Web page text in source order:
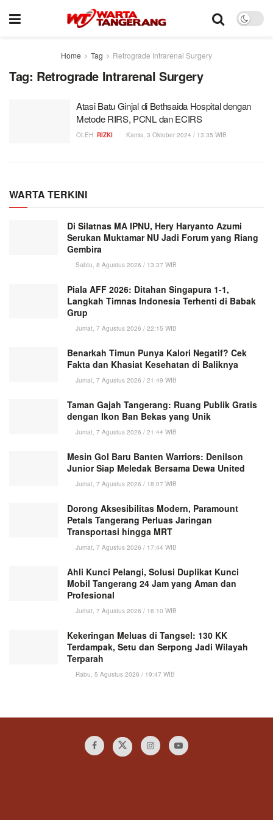
Home Tag Retrograde Intrarenal Surgery
Tag: Retrograde Intrarenal Surgery
Atasi Batu Ginjal di Bethsaida Hospital dengan
Metode RIRS, PCNL dan ECIRS
OLEH: RIZKI Kamis, 3 Oktober 2024 / 13:35 WIB
WARTA TERKINI
Di Silatnas MA IPNU, Hery Haryanto Azumi
Serukan Muktamar NU Jadi Forum yang Riang
Gembira
Sabtu, 8 Agustus 2026 / 13:37 WIB
Piala AFF 2026: Ditahan Singapura 1-1,
Langkah Timnas Indonesia Terhenti di Babak
Grup
Jumat, 7 Agustus 2026 / 22:15 WIB
Benarkah Timun Punya Kalori Negatif? Cek
Fakta dan Khasiat Kesehatan di Baliknya
Jumat, 7 Agustus 2026 / 21:49 WIB
Taman Gajah Tangerang: Ruang Publik Gratis
dengan Ikon Ban Bekas yang Unik
Jumat, 7 Agustus 2026 / 21:44 WIB
Mesin Gol Baru Banten Warriors: Denilson
Junior Siap Meledak Bersama Dewa United
Jumat, 7 Agustus 2026 / 18:07 WIB
Dorong Aksesibilitas Modern, Paramount
Petals Tangerang Perluas Jaringan
Transportasi hingga MRT
Jumat, 7 Agustus 2026 / 17:44 WIB
Ahli Kunci Pelangi, Solusi Duplikat Kunci
Mobil Tangerang 24 Jam yang Aman dan
Profesional
Jumat, 7 Agustus 2026 / 16:10 WIB
Kekeringan Meluas di Tangsel: 130 KK
Terdampak, Setu dan Serpong Jadi Wilayah
Terparah
Rabu, 5 Agustus 2026 / 19:47 WIB